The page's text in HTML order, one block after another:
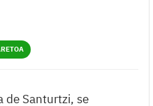
de Santurtzi, se